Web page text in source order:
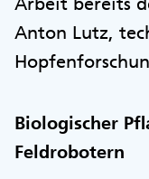
Anton Lutz,
Biologischer
Feldrobotern